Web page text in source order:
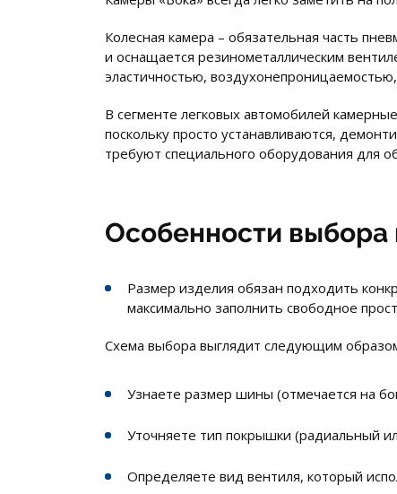
Колесная камера – обязательная часть
и оснащается резинометаллическим
эластичностью,
В сегменте легковых автомобилей
поскольку просто устанавливаются,
требуют специального оборудования для
Особенности выбора
Размер изделия обязан подходить
максимально заполнить свободное
Схема выбора выглядит следующим
Узнаете размер шины (отмечается на
Уточняете тип покрышки (радиальный
Определяете вид вентиля, который